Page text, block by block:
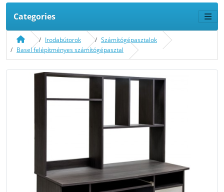
Categories
Irodabútorok
Számítógépasztalok
Basel felépítményes számítógépasztal